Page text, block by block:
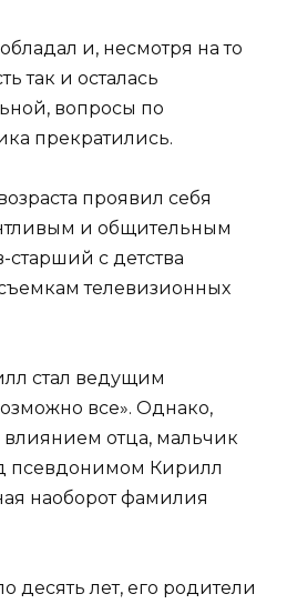
и, несмотря на то
так и осталась
вопросы по
прекратились.
проявил себя
и общительным
с детства
телевизионных
стал ведущим
все». Однако,
влиянием отца, мальчик
псевдонимом Кирилл
наоборот фамилия
десять лет, его родители